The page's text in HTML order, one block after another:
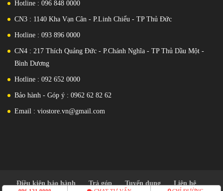
Hotline : 096 848 0000
CN3 : 1140 Kha Vạn Cân - P.Linh Chiểu - TP Thủ Đức
Hotline : 093 896 0000
CN4 : 217 Thích Quảng Đức - P.Chánh Nghĩa - TP Thủ Dầu Một -
Bình Dương
Hotline : 092 652 0000
Bảo hành - Góp ý : 0962 62 82 62
Email : viostore.vn@gmail.com
Điều kiện bảo hành Trả góp Tuyển dụng Liên hệ